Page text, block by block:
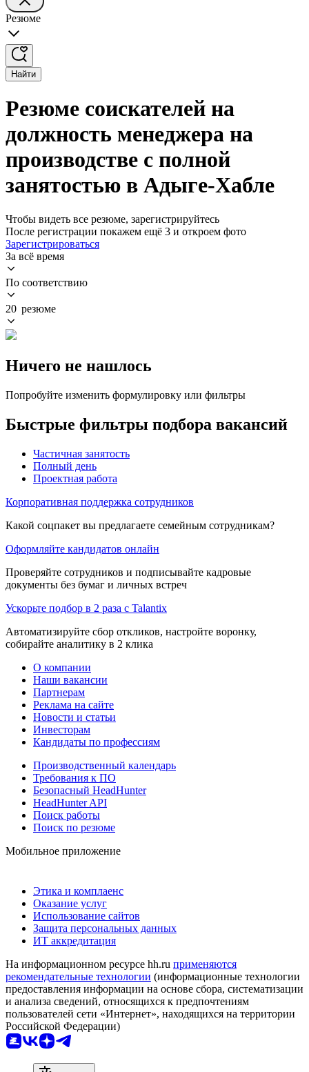
Резюме
Найти
Резюме соискателей на
должность менеджера на
производстве с полной
занятостью в Адыге-Хабле
Чтобы видеть все резюме, зарегистрируйтесь
После регистрации покажем ещё 3 и откроем фото
Зарегистрироваться
За всё время
По соответствию
20 резюме
Ничего не нашлось
Попробуйте изменить формулировку или фильтры
Быстрые фильтры подбора вакансий
Частичная занятость
Полный день
Проектная работа
Корпоративная поддержка сотрудников
Какой соцпакет вы предлагаете семейным сотрудникам?
Оформляйте кандидатов онлайн
Проверяйте сотрудников и подписывайте кадровые
документы без бумаг и личных встреч
Ускорьте подбор в 2 раза с Talantix
Автоматизируйте сбор откликов, настройте воронку,
собирайте аналитику в 2 клика
О компании
Наши вакансии
Партнерам
Реклама на сайте
Новости и статьи
Инвесторам
Кандидаты по профессиям
Производственный календарь
Требования к ПО
Безопасный HeadHunter
HeadHunter API
Поиск работы
Поиск по резюме
Мобильное приложение
Этика и комплаенс
Оказание услуг
Использование сайтов
Защита персональных данных
ИТ аккредитация
На информационном ресурсе hh.ru применяются
рекомендательные технологии (информационные технологии
предоставления информации на основе сбора, систематизации
и анализа сведений, относящихся к предпочтениям
пользователей сети «Интернет», находящихся на территории
Российской Федерации)